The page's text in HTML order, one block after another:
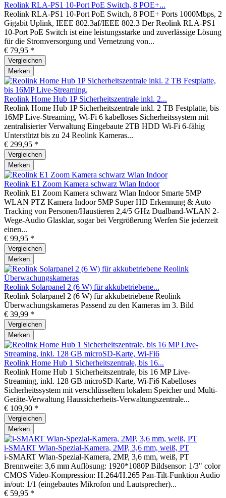
Reolink RLA-PS1 10-Port PoE Switch, 8 POE+...
Reolink RLA-PS1 10-Port PoE Switch, 8 POE+ Ports 1000Mbps, 2
Gigabit Uplink, IEEE 802.3af/IEEE 802.3 Der Reolink RLA-PS1
10-Port PoE Switch ist eine leistungsstarke und zuverlässige Lösung
für die Stromversorgung und Vernetzung von...
€ 79,95 *
Vergleichen
Merken
Reolink Home Hub 1P Sicherheitszentrale inkl. 2...
Reolink Home Hub 1P Sicherheitszentrale inkl. 2 TB Festplatte, bis
16MP Live-Streaming, Wi-Fi 6 kabelloses Sicherheitssystem mit
zentralisierter Verwaltung Eingebaute 2TB HDD Wi-Fi 6-fähig
Unterstützt bis zu 24 Reolink Kameras...
€ 299,95 *
Vergleichen
Merken
Reolink E1 Zoom Kamera schwarz Wlan Indoor
Reolink E1 Zoom Kamera schwarz Wlan Indoor Smarte 5MP
WLAN PTZ Kamera Indoor 5MP Super HD Erkennung & Auto
Tracking von Personen/Haustieren 2,4/5 GHz Dualband-WLAN 2-
Wege-Audio Glasklar, sogar bei Vergrößerung Werfen Sie jederzeit
einen...
€ 99,95 *
Vergleichen
Merken
Reolink Solarpanel 2 (6 W) für akkubetriebene...
Reolink Solarpanel 2 (6 W) für akkubetriebene Reolink
Überwachungskameras Passend zu den Kameras im 3. Bild
€ 39,99 *
Vergleichen
Merken
Reolink Home Hub 1 Sicherheitszentrale, bis 16...
Reolink Home Hub 1 Sicherheitszentrale, bis 16 MP Live-
Streaming, inkl. 128 GB microSD-Karte, Wi-Fi6 Kabelloses
Sicherheitssystem mit verschlüsseltem lokalem Speicher und Multi-
Geräte-Verwaltung Haussicherheits-Verwaltungszentrale...
€ 109,90 *
Vergleichen
Merken
i-SMART Wlan-Spezial-Kamera, 2MP, 3,6 mm, weiß, PT
i-SMART Wlan-Spezial-Kamera, 2MP, 3,6 mm, weiß, PT
Brennweite: 3,6 mm Auflösung: 1920*1080P Bildsensor: 1/3" color
CMOS Video-Kompression: H.264/H.265 Pan-Tilt-Funktion Audio
in/out: 1/1 (eingebautes Mikrofon und Lautsprecher)...
€ 59,95 *